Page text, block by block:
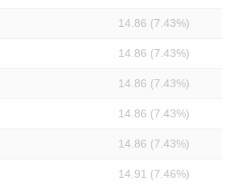
14.86 (7.43%)
14.86 (7.43%)
14.86 (7.43%)
14.86 (7.43%)
14.86 (7.43%)
14.91 (7.46%)